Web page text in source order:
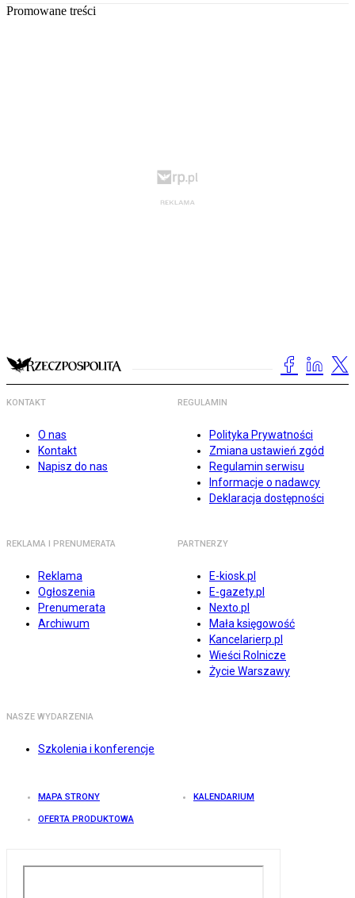
Promowane treści
KONTAKT
O nas
Kontakt
Napisz do nas
REGULAMIN
Polityka Prywatności
Zmiana ustawień zgód
Regulamin serwisu
Informacje o nadawcy
Deklaracja dostępności
REKLAMA I PRENUMERATA
Reklama
Ogłoszenia
Prenumerata
Archiwum
PARTNERZY
E-kiosk.pl
E-gazety.pl
Nexto.pl
Mała księgowość
Kancelarierp.pl
Wieści Rolnicze
Życie Warszawy
NASZE WYDARZENIA
Szkolenia i konferencje
MAPA STRONY KALENDARIUM
OFERTA PRODUKTOWA